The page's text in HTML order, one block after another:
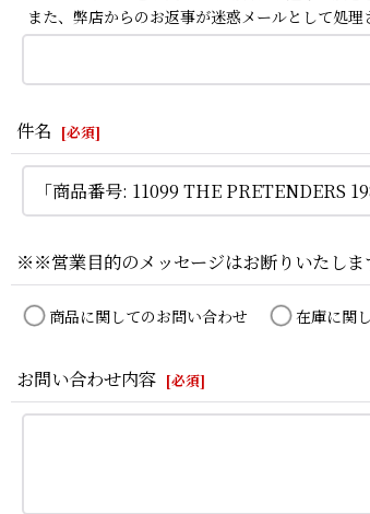
また、弊店からのお返事が迷惑メールとして処
件名 [必須]
※※営業目的のメッセージはお断りいたし
商品に関してのお問い合わせ 在庫に関
お問い合わせ内容 [必須]